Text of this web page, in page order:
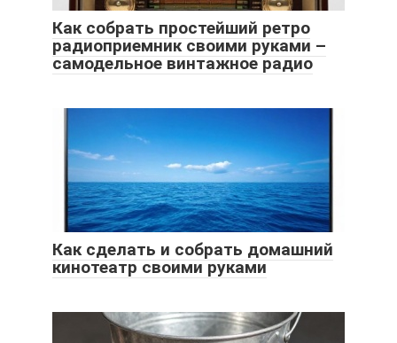
Как собрать простейший ретро
радиоприемник своими руками –
самодельное винтажное радио
Как сделать и собрать домашний
кинотеатр своими руками